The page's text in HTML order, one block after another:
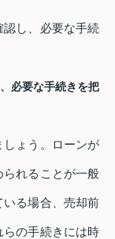
し、必要な手続
必要な手続きを把
しょう。ローンが
れることが一般
る場合、売却前
の手続きには時